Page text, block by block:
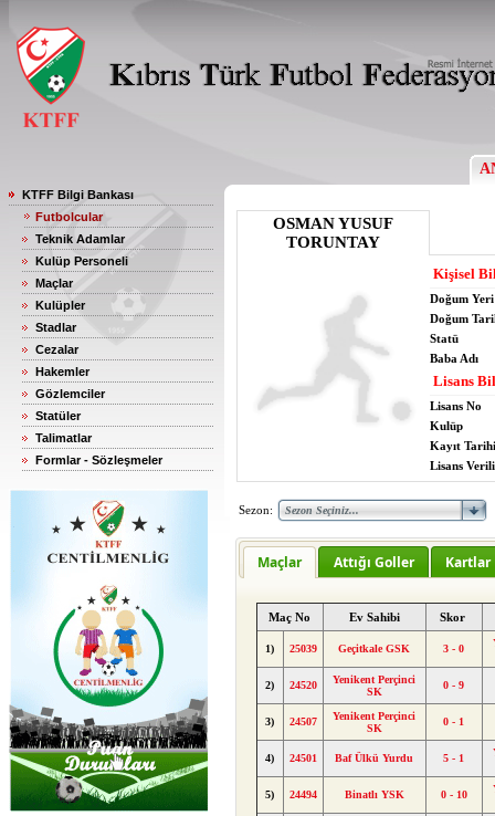
KTFF Bilgi Bankası
Futbolcular
Teknik Adamlar
Kulüp Personeli
Maçlar
Kulüpler
Stadlar
Cezalar
Hakemler
Gözlemciler
Statüler
Talimatlar
Formlar - Sözleşmeler
OSMAN YUSUF
TORUNTAY
Kişisel
Doğum Yeri
Doğum
Statü
Baba Adı
Lisans
Lisans No
Kulüp
Kayıt Tarihi
Lisans
Sezon:
Maçlar Attığı Goller Kartlar
Maç No Ev Sahibi Skor
1) 25039 Geçitkale GSK 3 - 0
2) 24520
Yenikent Perçinci
SK
0 - 9
3) 24507
Yenikent Perçinci
SK
0 - 1
4) 24501 Baf Ülkü Yurdu 5 - 1
5) 24494 Binatlı YSK 0 - 10